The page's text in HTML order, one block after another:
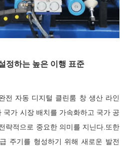
정하는 높은 이행 표준
전 자동 디지털 클린룸 창 생산 라인
국가 시장 배치를 가속화하고 국가 공
략적으로 중요한 의미를 지닌다.또한
주기를 형성하기 위해 새로운 발전